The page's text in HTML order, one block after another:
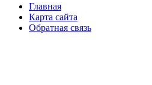
Главная
Карта сайта
Обратная связь